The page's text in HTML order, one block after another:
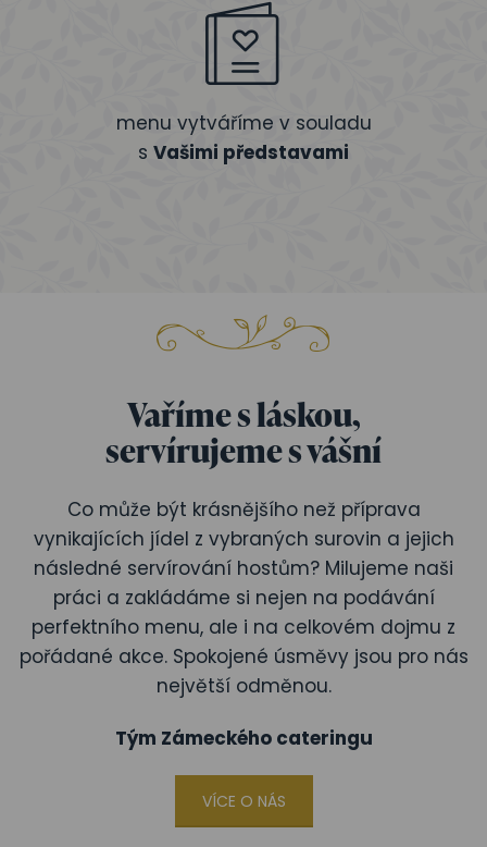
menu vytváříme v souladu
s Vašimi představami
Vaříme s láskou,
servírujeme s vášní
Co může být krásnějšího než příprava
vynikajících jídel z vybraných surovin a jejich
následné servírování hostům? Milujeme naši
práci a zakládáme si nejen na podávání
perfektního menu, ale i na celkovém dojmu z
pořádané akce. Spokojené úsměvy jsou pro nás
největší odměnou.
Tým Zámeckého cateringu
VÍCE O NÁS